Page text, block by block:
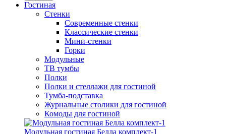
Гостиная
Стенки
Современные стенки
Классические стенки
Мини-стенки
Горки
Модульные
ТВ тумбы
Полки
Полки и стеллажи для гостиной
Тумба-подставка
Журнальные столики для гостиной
Комоды для гостиной
Модульная гостиная Белла комплект-1